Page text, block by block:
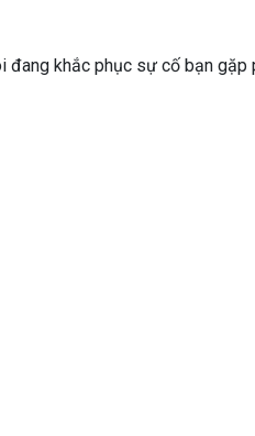
đang khắc phục sự cố bạn gặp